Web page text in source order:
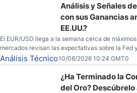
Análisis y Señales
con sus Ganancias
EE.UU.?
El EUR/USD llega a la semana cerca de
mercados revisan las expectativas sobre la Fed
inflación de EE. UU.
Análisis Técnico10/08/2026 10:24 GMT0
¿Ha Terminado la
del Oro? Descúbrelo